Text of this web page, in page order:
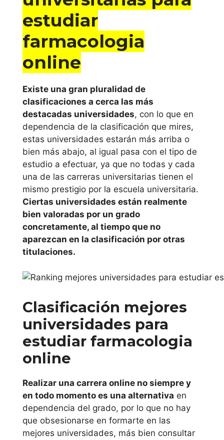
Universidad de
Barcelona
Universidad de
Girona
Universidad
Internacional de
Cataluña
Universitat de
Lleida
Universitat
Oberta de
Catalunya
Universidad
Ramón Llull
Universidad
Rovira i Virgili
Vic
Comunidad de
Madrid
estudiar
farmacologia
online
Existe una gran pluralidad de
clasificaciones a cerca las más
destacadas universidades, con lo que en
dependencia de la clasificación que mires,
estas universidades estarán más arriba o
bien más abajo, al igual pasa con el tipo de
estudio a efectuar, ya que no todas y cada
una de las carreras universitarias tienen el
mismo prestigio por la escuela universitaria.
Ciertas universidades están realmente
bien valoradas por un grado
concretamente, al tiempo que no
aparezcan en la clasificación por otras
titulaciones.
Clasificación mejores
universidades para
estudiar farmacologia
online
Realizar una carrera online no siempre y
en todo momento es una alternativa en
dependencia del grado, por lo que no hay
que obsesionarse en formarte en las
mejores universidades, más bien consultar